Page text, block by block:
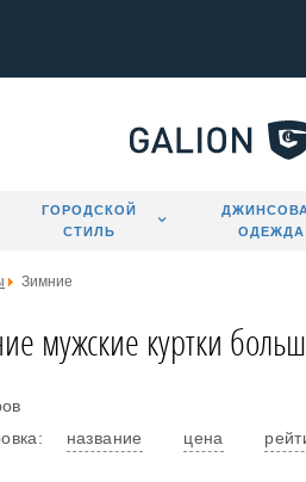
ГОРОДСКОЙ
СТИЛЬ
ОДЕЖДА
Зимние
мужские куртки
название цена